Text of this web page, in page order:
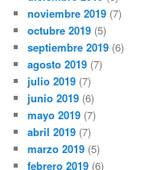
noviembre 2019 (7)
octubre 2019 (5)
septiembre 2019 (6)
agosto 2019 (7)
julio 2019 (7)
junio 2019 (6)
mayo 2019 (7)
abril 2019 (7)
marzo 2019 (5)
febrero 2019 (6)